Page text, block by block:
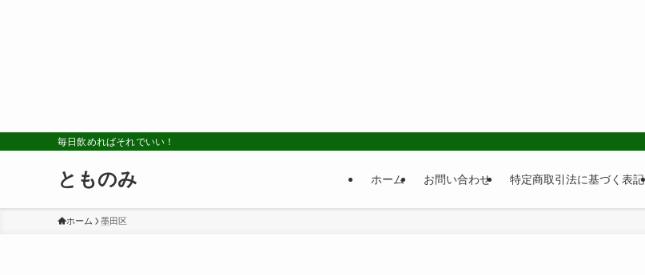
毎日飲めればそれでいい！
とものみ ホーム お問い合わせ 特定商取引法に基づく表記
ホーム 墨田区